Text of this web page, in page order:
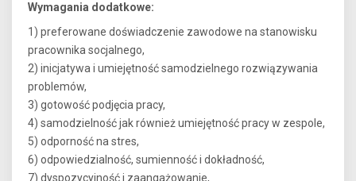
Wymagania dodatkowe:
1) preferowane doświadczenie zawodowe na stanowisku
pracownika socjalnego,
2) inicjatywa i umiejętność samodzielnego rozwiązywania
problemów,
3) gotowość podjęcia pracy,
4) samodzielność jak również umiejętność pracy w zespole,
5) odporność na stres,
6) odpowiedzialność, sumienność i dokładność,
7) dyspozycyjność i zaangażowanie,